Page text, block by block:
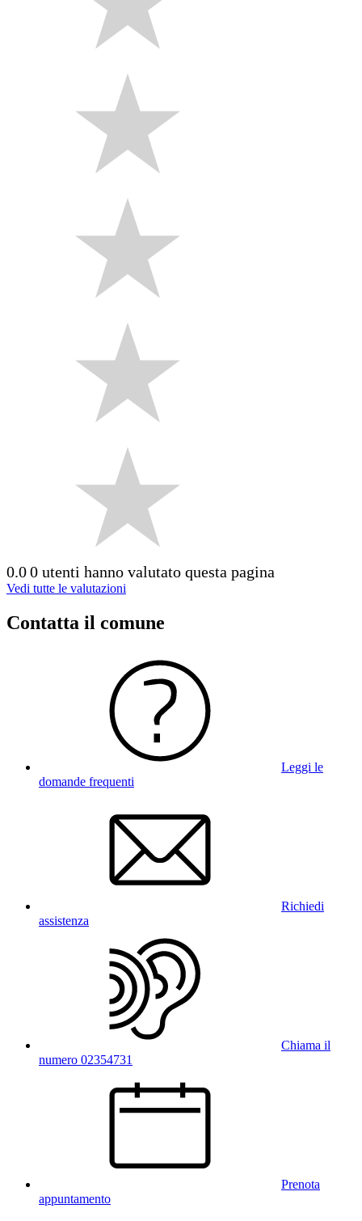
0.00 utenti hanno valutato questa pagina
Vedi tutte le valutazioni
Contatta il comune
Leggi le
domande frequenti
Richiedi
assistenza
Chiama il
numero 02354731
Prenota
appuntamento